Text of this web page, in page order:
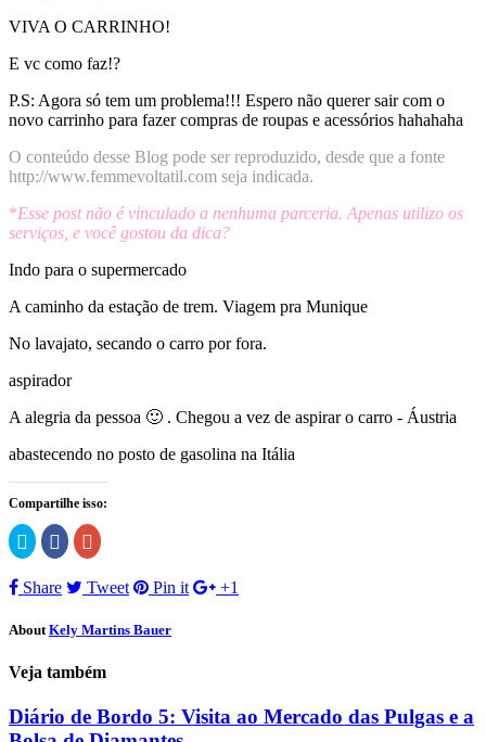
VIVA O CARRINHO!
E vc como faz!?
P.S: Agora só tem um problema!!! Espero não querer sair com o
novo carrinho para fazer compras de roupas e acessórios hahahaha
O conteúdo desse Blog pode ser reproduzido, desde que a fonte
http://www.femmevoltatil.com seja indicada.
*Esse post não é vinculado a nenhuma parceria. Apenas utilizo os
serviços, e você gostou da dica?
Indo para o supermercado
A caminho da estação de trem. Viagem pra Munique
No lavajato, secando o carro por fora.
aspirador
A alegria da pessoa 🙂 . Chegou a vez de aspirar o carro - Áustria
abastecendo no posto de gasolina na Itália
Compartilhe isso:
Clique
para
compartilhar
Twitter(abre
janela)
Clique
para
compartilhar
no
Facebook(abre
janela)
Compartilhe
no
em
Share Tweet Pin it +1
About Kely Martins Bauer
Veja também
Diário de Bordo 5: Visita ao Mercado das Pulgas e a